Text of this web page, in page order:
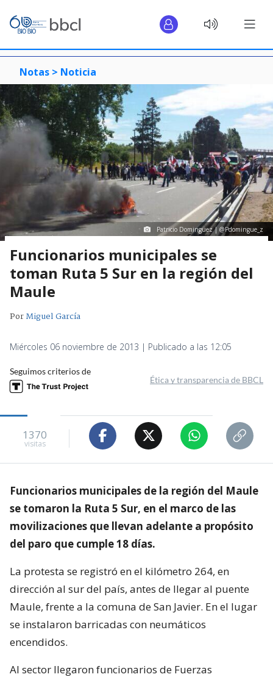
Notas > Noticia
Patricio Dominguez ‏| @Pdomingue_z
Funcionarios municipales se
toman Ruta 5 Sur en la región del
Maule
PorMiguel García
Miércoles 06 noviembre de 2013 | Publicado a las 12:05
Seguimos criterios de
Ética y transparencia de BBCL
1370
visitas
Funcionarios municipales de la región del Maule
se tomaron la Ruta 5 Sur, en el marco de las
movilizaciones que llevan adelante a propósito
del paro que cumple 18 días.
La protesta se registró en el kilómetro 264, en
dirección al sur del país, antes de llegar al puente
Maule, frente a la comuna de San Javier. En el lugar
se instalaron barricadas con neumáticos
encendidos.
Al sector llegaron funcionarios de Fuerzas